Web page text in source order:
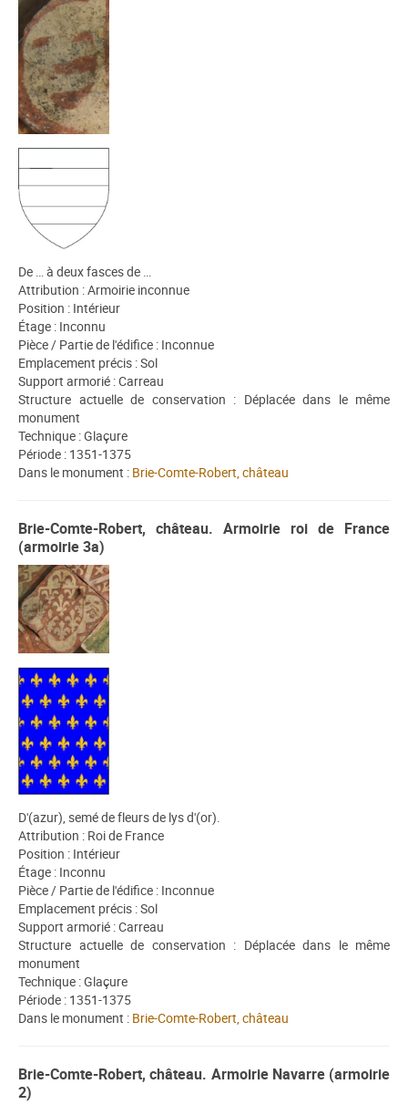
De … à deux fasces de …
Attribution : Armoirie inconnue
Position : Intérieur
Étage : Inconnu
Pièce / Partie de l'édifice : Inconnue
Emplacement précis : Sol
Support armorié : Carreau
Structure actuelle de conservation : Déplacée dans le même
monument
Technique : Glaçure
Période : 1351-1375
Dans le monument : Brie-Comte-Robert, château
Brie-Comte-Robert, château. Armoirie roi de France
(armoirie 3a)
D'(azur), semé de fleurs de lys d'(or).
Attribution : Roi de France
Position : Intérieur
Étage : Inconnu
Pièce / Partie de l'édifice : Inconnue
Emplacement précis : Sol
Support armorié : Carreau
Structure actuelle de conservation : Déplacée dans le même
monument
Technique : Glaçure
Période : 1351-1375
Dans le monument : Brie-Comte-Robert, château
Brie-Comte-Robert, château. Armoirie Navarre (armoirie
2)